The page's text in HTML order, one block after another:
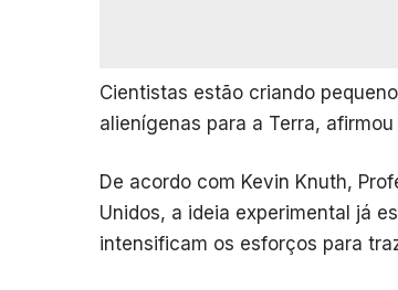
Cientistas estão criando
alienígenas para a Terra,
De acordo com Kevin Knuth,
Unidos, a ideia experimental já
intensificam os esforços para